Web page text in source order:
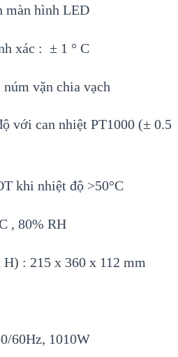
màn hình LED
xác : ± 1 ° C
vặn chia vạch
với can nhiệt PT1000 (± 0.5
khi nhiệt độ >50°C
, 80% RH
: 215 x 360 x 112 mm
60Hz, 1010W